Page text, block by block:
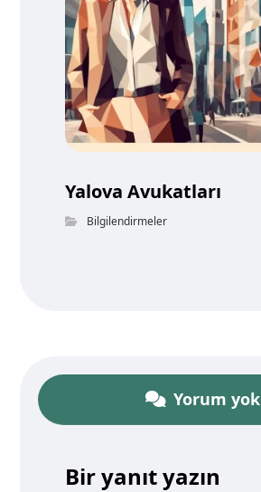
Yalova Avukatları
Bilgilendirmeler
Yorum yok
Bir yanıt yazın